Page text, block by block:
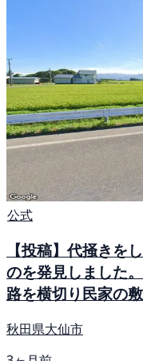
公式
【投稿】代掻きを
のを発見しました
路を横切り民家の
秋田県大仙市